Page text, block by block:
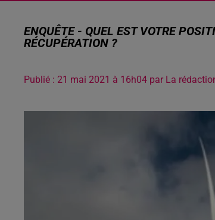
ENQUÊTE - QUEL EST VOTRE
RÉCUPÉRATION ?
Publié : 21 mai 2021 à 16h04 par La